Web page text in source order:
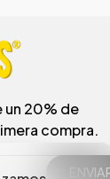
un 20% de
compra.